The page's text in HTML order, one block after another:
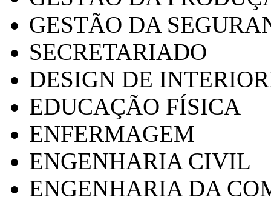
GESTÃO DA
SECRETARIADO
DESIGN DE
EDUCAÇÃO FÍSICA
ENFERMAGEM
ENGENHARIA CIVIL
ENGENHARIA DA